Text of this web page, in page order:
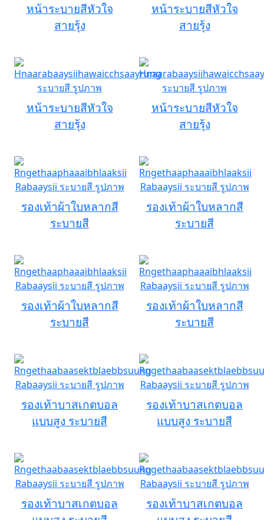
หน้าระบายสีหัวใจ
สายรุ้ง
หน้าระบายสีหัวใจ
สายรุ้ง
หน้าระบายสีหัวใจ
สายรุ้ง
หน้าระบายสีหัวใจ
สายรุ้ง
รองเท้าผ้าใบหลากสี
ระบายสี
รองเท้าผ้าใบหลากสี
ระบายสี
รองเท้าผ้าใบหลากสี
ระบายสี
รองเท้าผ้าใบหลากสี
ระบายสี
รองเท้าบาสเกตบอล
แบบสูง ระบายสี
รองเท้าบาสเกตบอล
แบบสูง ระบายสี
รองเท้าบาสเกตบอล
รองเท้าบาสเกตบอล